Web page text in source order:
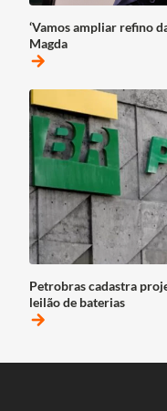
‘Vamos ampliar refino
Magda
arrow_forward
Petrobras cadastra
leilão de baterias
arrow_forward